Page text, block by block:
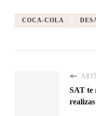
COCA-COLA
SAT te